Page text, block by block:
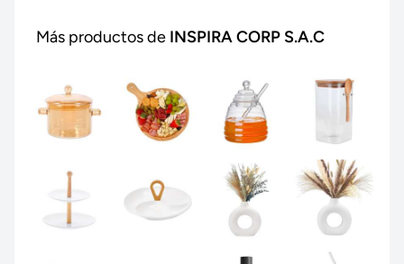
Más productos de INSPIRA CORP S.A.C